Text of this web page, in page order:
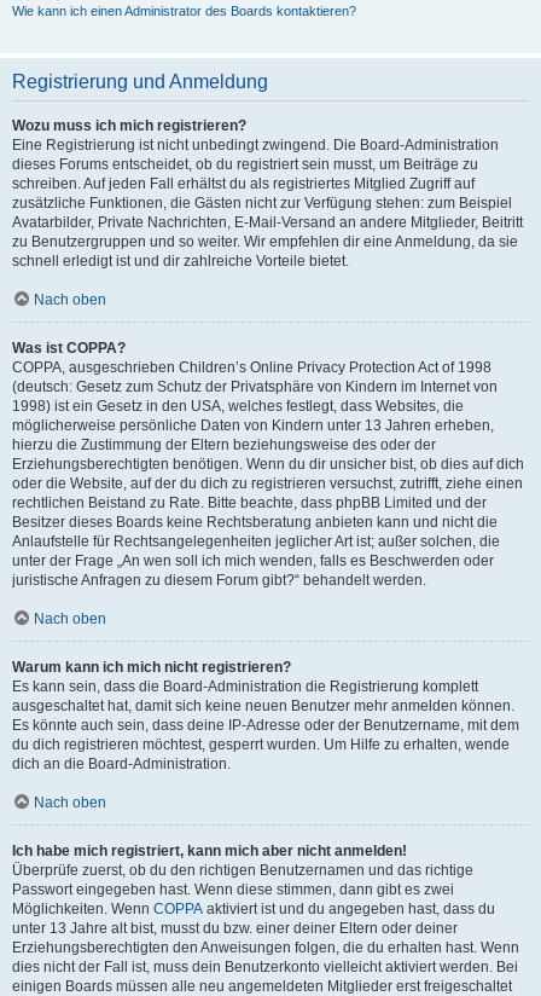
Wie kann ich einen Administrator des Boards kontaktieren?
Registrierung und Anmeldung
Wozu muss ich mich registrieren?
Eine Registrierung ist nicht unbedingt zwingend. Die Board-Administration
dieses Forums entscheidet, ob du registriert sein musst, um Beiträge zu
schreiben. Auf jeden Fall erhältst du als registriertes Mitglied Zugriff auf
zusätzliche Funktionen, die Gästen nicht zur Verfügung stehen: zum Beispiel
Avatarbilder, Private Nachrichten, E-Mail-Versand an andere Mitglieder, Beitritt
zu Benutzergruppen und so weiter. Wir empfehlen dir eine Anmeldung, da sie
schnell erledigt ist und dir zahlreiche Vorteile bietet.
Nach oben
Was ist COPPA?
COPPA, ausgeschrieben Children’s Online Privacy Protection Act of 1998
(deutsch: Gesetz zum Schutz der Privatsphäre von Kindern im Internet von
1998) ist ein Gesetz in den USA, welches festlegt, dass Websites, die
möglicherweise persönliche Daten von Kindern unter 13 Jahren erheben,
hierzu die Zustimmung der Eltern beziehungsweise des oder der
Erziehungsberechtigten benötigen. Wenn du dir unsicher bist, ob dies auf dich
oder die Website, auf der du dich zu registrieren versuchst, zutrifft, ziehe einen
rechtlichen Beistand zu Rate. Bitte beachte, dass phpBB Limited und der
Besitzer dieses Boards keine Rechtsberatung anbieten kann und nicht die
Anlaufstelle für Rechtsangelegenheiten jeglicher Art ist; außer solchen, die
unter der Frage „An wen soll ich mich wenden, falls es Beschwerden oder
juristische Anfragen zu diesem Forum gibt?“ behandelt werden.
Nach oben
Warum kann ich mich nicht registrieren?
Es kann sein, dass die Board-Administration die Registrierung komplett
ausgeschaltet hat, damit sich keine neuen Benutzer mehr anmelden können.
Es könnte auch sein, dass deine IP-Adresse oder der Benutzername, mit dem
du dich registrieren möchtest, gesperrt wurden. Um Hilfe zu erhalten, wende
dich an die Board-Administration.
Nach oben
Ich habe mich registriert, kann mich aber nicht anmelden!
Überprüfe zuerst, ob du den richtigen Benutzernamen und das richtige
Passwort eingegeben hast. Wenn diese stimmen, dann gibt es zwei
Möglichkeiten. Wenn COPPA aktiviert ist und du angegeben hast, dass du
unter 13 Jahre alt bist, musst du bzw. einer deiner Eltern oder deiner
Erziehungsberechtigten den Anweisungen folgen, die du erhalten hast. Wenn
dies nicht der Fall ist, muss dein Benutzerkonto vielleicht aktiviert werden. Bei
einigen Boards müssen alle neu angemeldeten Mitglieder erst freigeschaltet